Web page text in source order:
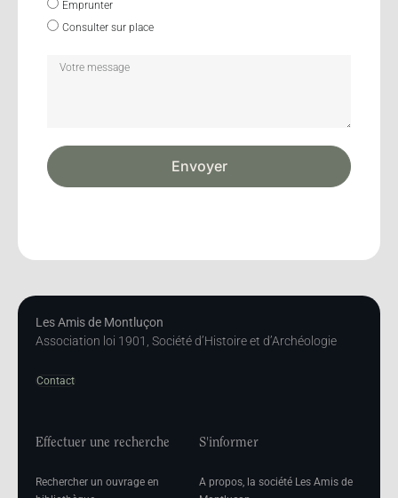
Emprunter
Consulter sur place
Envoyer
Les Amis de Montluçon
Association loi 1901, Société d’Histoire et d’Archéologie
Contact
Effectuer une recherche
Rechercher un ouvrage en
S'informer
A propos, la société Les Amis de